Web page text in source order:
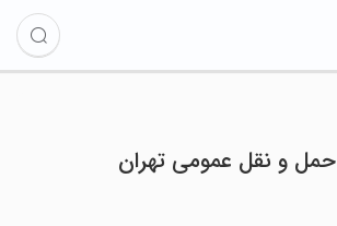
حمل و نقل عمومی تهران